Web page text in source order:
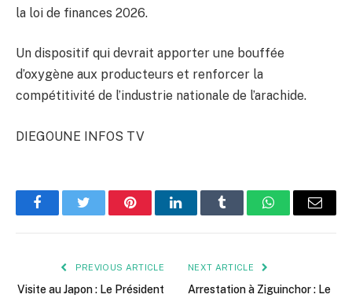
la loi de finances 2026.
Un dispositif qui devrait apporter une bouffée
d’oxygène aux producteurs et renforcer la
compétitivité de l’industrie nationale de l’arachide.
DIEGOUNE INFOS TV
FacebookTwitter PinterestLinkedInTumblr WhatsAppEmail
PREVIOUS ARTICLE
Visite au Japon : Le Président
NEXT ARTICLE
Arrestation à Ziguinchor : Le